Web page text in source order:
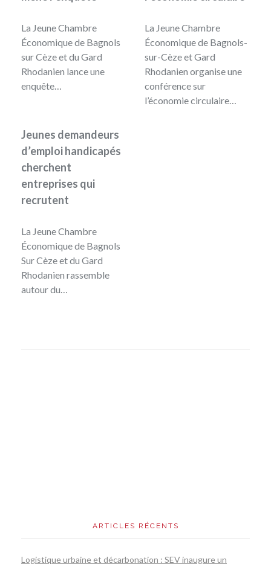
La Jeune Chambre
Économique de Bagnols
sur Cèze et du Gard
Rhodanien lance une
enquête…
La Jeune Chambre
Économique de Bagnols-
sur-Cèze et Gard
Rhodanien organise une
conférence sur
l’économie circulaire…
Jeunes demandeurs
d’emploi handicapés
cherchent
entreprises qui
recrutent
La Jeune Chambre
Économique de Bagnols
Sur Cèze et du Gard
Rhodanien rassemble
autour du…
ARTICLES RÉCENTS
Logistique urbaine et décarbonation : SEV inaugure un